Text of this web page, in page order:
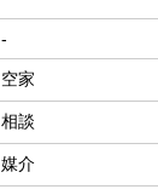
-
空家
相談
媒介